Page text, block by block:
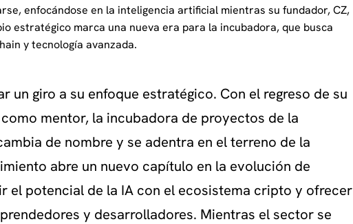
enfocándose en la inteligencia artificial mientras su fundador, CZ,
estratégico marca una nueva era para la incubadora, que busca
y tecnología avanzada.
un giro a su enfoque estratégico. Con el regreso de su
mentor, la incubadora de proyectos de la
de nombre y se adentra en el terreno de la
abre un nuevo capítulo en la evolución de
el potencial de la IA con el ecosistema cripto y ofrecer
y desarrolladores. Mientras el sector se